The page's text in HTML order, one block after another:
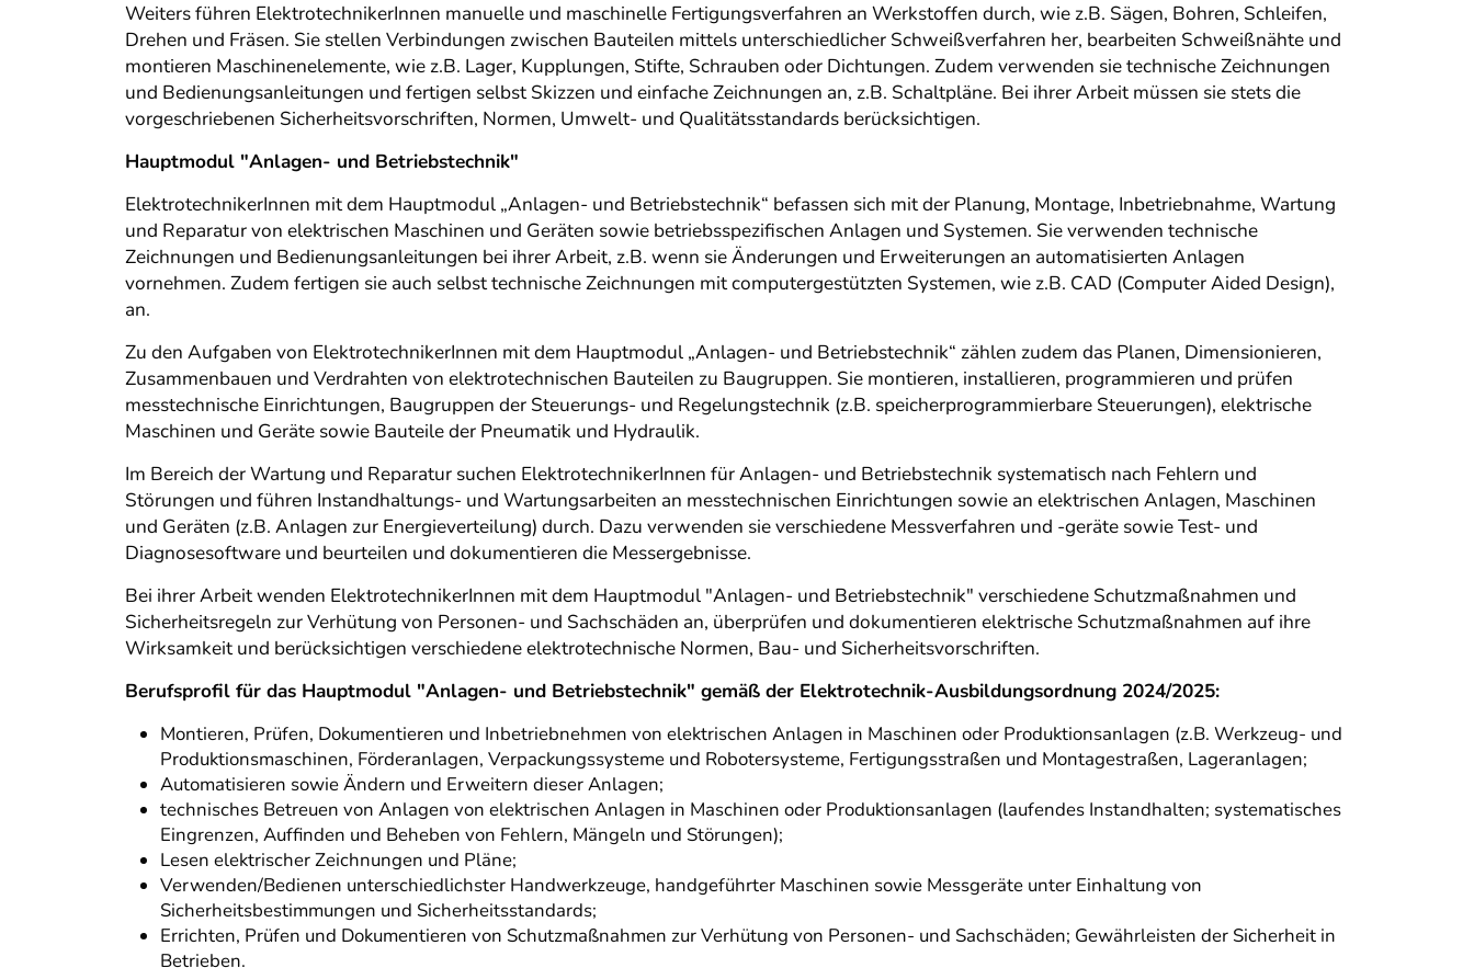
Weiters führen ElektrotechnikerInnen manuelle und maschinelle Fertigungsverfahren an Werkstoffen durch, wie z.B. Sägen, Bohren, Schleifen,
Drehen und Fräsen. Sie stellen Verbindungen zwischen Bauteilen mittels unterschiedlicher Schweißverfahren her, bearbeiten Schweißnähte und
montieren Maschinenelemente, wie z.B. Lager, Kupplungen, Stifte, Schrauben oder Dichtungen. Zudem verwenden sie technische Zeichnungen
und Bedienungsanleitungen und fertigen selbst Skizzen und einfache Zeichnungen an, z.B. Schaltpläne. Bei ihrer Arbeit müssen sie stets die
vorgeschriebenen Sicherheitsvorschriften, Normen, Umwelt- und Qualitätsstandards berücksichtigen.
Hauptmodul "Anlagen- und Betriebstechnik"
ElektrotechnikerInnen mit dem Hauptmodul „Anlagen- und Betriebstechnik“ befassen sich mit der Planung, Montage, Inbetriebnahme, Wartung
und Reparatur von elektrischen Maschinen und Geräten sowie betriebsspezifischen Anlagen und Systemen. Sie verwenden technische
Zeichnungen und Bedienungsanleitungen bei ihrer Arbeit, z.B. wenn sie Änderungen und Erweiterungen an automatisierten Anlagen
vornehmen. Zudem fertigen sie auch selbst technische Zeichnungen mit computergestützten Systemen, wie z.B. CAD (Computer Aided Design),
an.
Zu den Aufgaben von ElektrotechnikerInnen mit dem Hauptmodul „Anlagen- und Betriebstechnik“ zählen zudem das Planen, Dimensionieren,
Zusammenbauen und Verdrahten von elektrotechnischen Bauteilen zu Baugruppen. Sie montieren, installieren, programmieren und prüfen
messtechnische Einrichtungen, Baugruppen der Steuerungs- und Regelungstechnik (z.B. speicherprogrammierbare Steuerungen), elektrische
Maschinen und Geräte sowie Bauteile der Pneumatik und Hydraulik.
Im Bereich der Wartung und Reparatur suchen ElektrotechnikerInnen für Anlagen- und Betriebstechnik systematisch nach Fehlern und
Störungen und führen Instandhaltungs- und Wartungsarbeiten an messtechnischen Einrichtungen sowie an elektrischen Anlagen, Maschinen
und Geräten (z.B. Anlagen zur Energieverteilung) durch. Dazu verwenden sie verschiedene Messverfahren und -geräte sowie Test- und
Diagnosesoftware und beurteilen und dokumentieren die Messergebnisse.
Bei ihrer Arbeit wenden ElektrotechnikerInnen mit dem Hauptmodul "Anlagen- und Betriebstechnik" verschiedene Schutzmaßnahmen und
Sicherheitsregeln zur Verhütung von Personen- und Sachschäden an, überprüfen und dokumentieren elektrische Schutzmaßnahmen auf ihre
Wirksamkeit und berücksichtigen verschiedene elektrotechnische Normen, Bau- und Sicherheitsvorschriften.
Berufsprofil für das Hauptmodul "Anlagen- und Betriebstechnik" gemäß der Elektrotechnik-Ausbildungsordnung 2024/2025:
Montieren, Prüfen, Dokumentieren und Inbetriebnehmen von elektrischen Anlagen in Maschinen oder Produktionsanlagen (z.B. Werkzeug- und
Produktionsmaschinen, Förderanlagen, Verpackungssysteme und Robotersysteme, Fertigungsstraßen und Montagestraßen, Lageranlagen;
Automatisieren sowie Ändern und Erweitern dieser Anlagen;
technisches Betreuen von Anlagen von elektrischen Anlagen in Maschinen oder Produktionsanlagen (laufendes Instandhalten; systematisches
Eingrenzen, Auffinden und Beheben von Fehlern, Mängeln und Störungen);
Lesen elektrischer Zeichnungen und Pläne;
Verwenden/Bedienen unterschiedlichster Handwerkzeuge, handgeführter Maschinen sowie Messgeräte unter Einhaltung von
Sicherheitsbestimmungen und Sicherheitsstandards;
Errichten, Prüfen und Dokumentieren von Schutzmaßnahmen zur Verhütung von Personen- und Sachschäden; Gewährleisten der Sicherheit in
Betrieben.